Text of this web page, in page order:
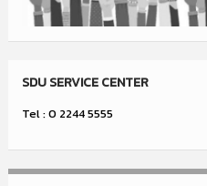
SDU SERVICE CENTER
Tel : 0 2244 5555